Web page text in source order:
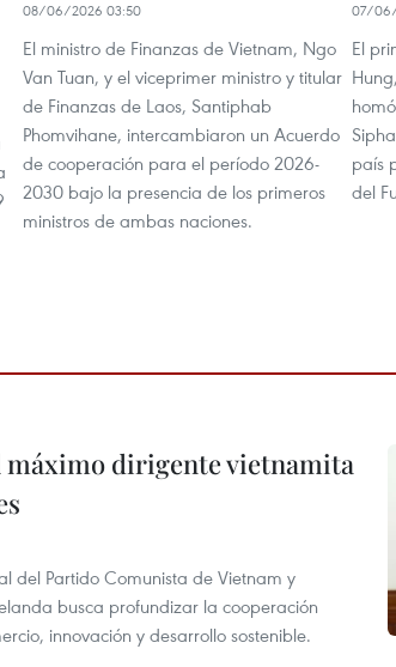
08/06/2026 03:50
El ministro de Finanzas de Vietnam, Ngo
Van Tuan, y el viceprimer ministro y titular
de Finanzas de Laos, Santiphab
Phomvihane, intercambiaron un Acuerdo
de cooperación para el período 2026-
2030 bajo la presencia de los primeros
ministros de ambas naciones.
07/06/
El
país
del
máximo dirigente vietnamita
del Partido Comunista de Vietnam y
busca profundizar la cooperación
innovación y desarrollo sostenible.